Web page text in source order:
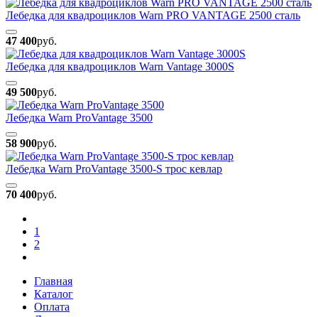
Лебедка для квадроциклов Warn PRO VANTAGE 2500 сталь
47 400руб.
Лебедка для квадроциклов Warn Vantage 3000S
49 500руб.
Лебедка Warn ProVantage 3500
58 900руб.
Лебедка Warn ProVantage 3500-S трос кевлар
70 400руб.
1
2
Главная
Каталог
Оплата